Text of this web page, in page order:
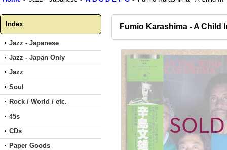
Index
Jazz - Japanese
Jazz - Japan Only
Jazz
Soul
Rock / World / etc.
45s
CDs
Paper Goods
Fumio Karashima - A Child